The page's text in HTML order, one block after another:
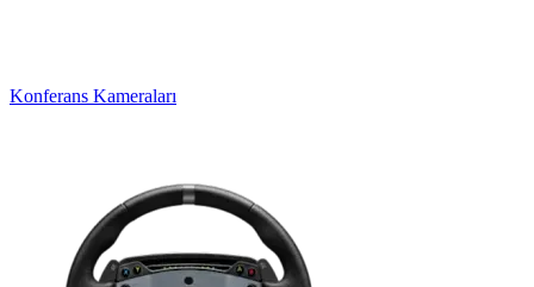
Konferans Kameraları